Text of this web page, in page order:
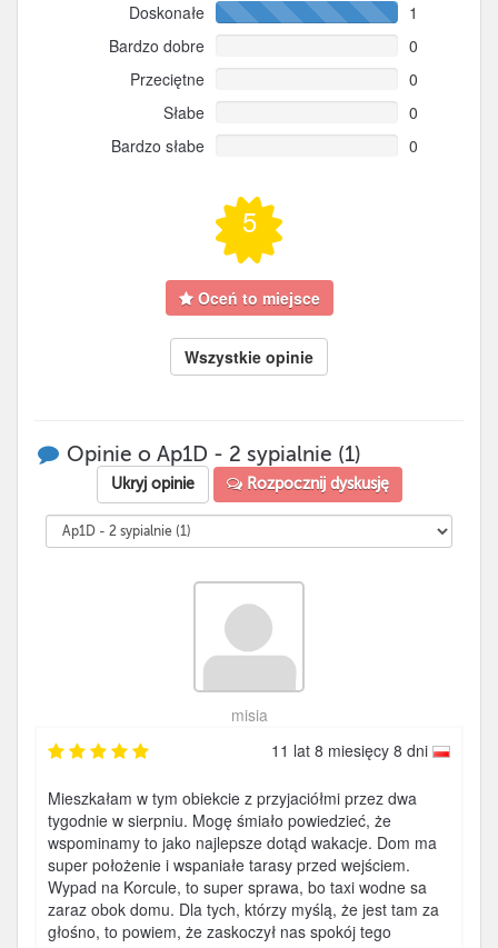
Doskonałe
1
Bardzo dobre
0
Przeciętne
0
Słabe
0
Bardzo słabe
0
5
Oceń to miejsce
Wszystkie opinie
Opinie o Ap1D - 2 sypialnie (1)
Ukryj opinie Rozpocznij dyskusję
misia
11 lat 8 miesięcy 8 dni
Mieszkałam w tym obiekcie z przyjaciółmi przez dwa
tygodnie w sierpniu. Mogę śmiało powiedzieć, że
wspominamy to jako najlepsze dotąd wakacje. Dom ma
super położenie i wspaniałe tarasy przed wejściem.
Wypad na Korcule, to super sprawa, bo taxi wodne sa
zaraz obok domu. Dla tych, którzy myślą, że jest tam za
głośno, to powiem, że zaskoczył nas spokój tego